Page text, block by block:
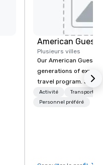
American Guest
Plusieurs villes
Our American Guest
generations of
travel program. Since
mission has been to
imagination of your
Activité
Transport
Personnel préféré